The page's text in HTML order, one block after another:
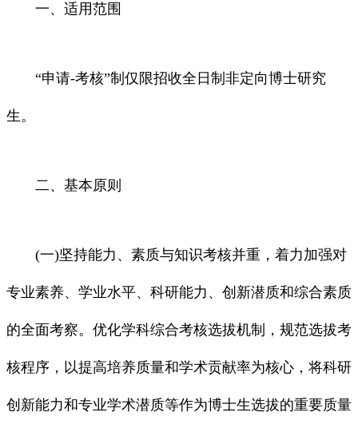
一、适用范围
“申请-考核”制仅限招收全日制非定向博士研究
生。
二、基本原则
(一)坚持能力、素质与知识考核并重，着力加强对
专业素养、学业水平、科研能力、创新潜质和综合素质
的全面考察。优化学科综合考核选拔机制，规范选拔考
核程序，以提高培养质量和学术贡献率为核心，将科研
创新能力和专业学术潜质等作为博士生选拔的重要质量